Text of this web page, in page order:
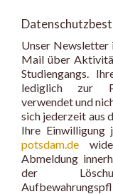
Unser Newsletter
Mail über
Studiengangs.
lediglich zur
verwendet und
sich jederzeit aus
Ihre Einwilligung
potsdam.de
Abmeldung
der